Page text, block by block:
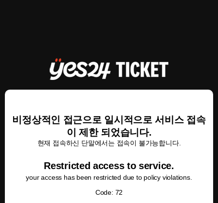
비정상적인 접근으로 일시적으로 서비스 접속
이 제한 되었습니다.
현재 접속하신 단말에서는 접속이 불가능합니다.
Restricted access to service.
your access has been restricted due to policy violations.
Code: 72